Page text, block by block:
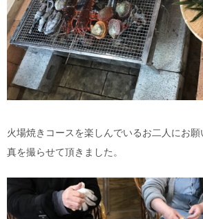
火場焼きコースを楽しんでいるお二人にお
真を撮らせて頂きました。